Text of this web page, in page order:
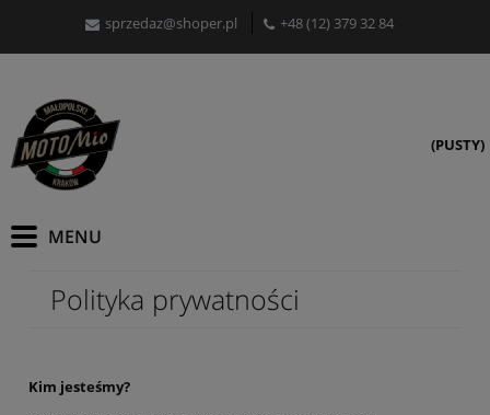
sprzedaz@shoper.pl +48 (12) 379 32 84
(PUSTY)
Polityka prywatności
Kim jesteśmy?